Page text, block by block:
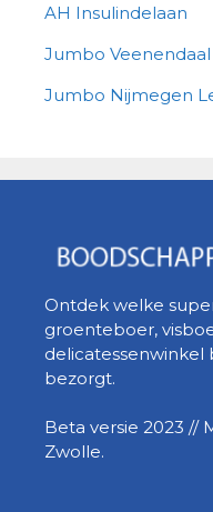
AH Insulindelaan
Jumbo
Jumbo Nijmegen
Ontdek welke
groenteboer,
delicatessenwinkel
bezorgt.
Beta versie 2023 //
Zwolle.